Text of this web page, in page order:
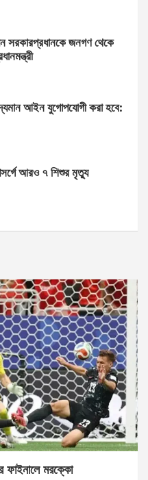
সরকারপ্রধানকে জনগণ থেকে
আইন যুগোপযোগী করা হবে:
আরও ৭ শিশুর মৃত্যু
ফাইনালে মরক্কো